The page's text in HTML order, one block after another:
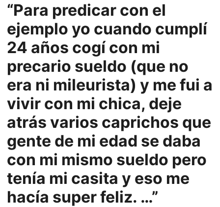
“Para predicar con el
ejemplo yo cuando cumplí
24 años cogí con mi
precario sueldo (que no
era ni mileurista) y me fui a
vivir con mi chica, deje
atrás varios caprichos que
gente de mi edad se daba
con mi mismo sueldo pero
tenía mi casita y eso me
hacía super feliz. …”